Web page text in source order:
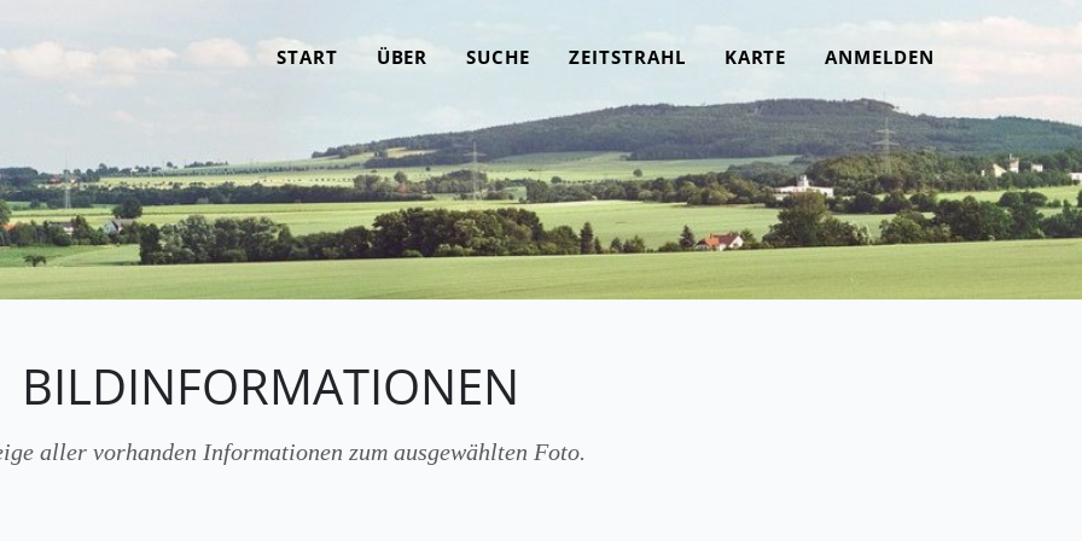
START ÜBER SUCHE ZEITSTRAHL KARTE ANMELDEN
BILDINFORMATIONEN
aller vorhanden Informationen zum ausgewählten Foto.